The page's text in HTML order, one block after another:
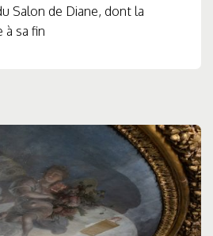
Salon de Diane, dont la
sa fin